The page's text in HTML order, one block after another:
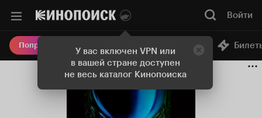
У вас включен VPN или
в вашей стране доступен
не весь каталог Кинопоиска
Войти
Попробовать Плюс Онлайн-кинотеатр